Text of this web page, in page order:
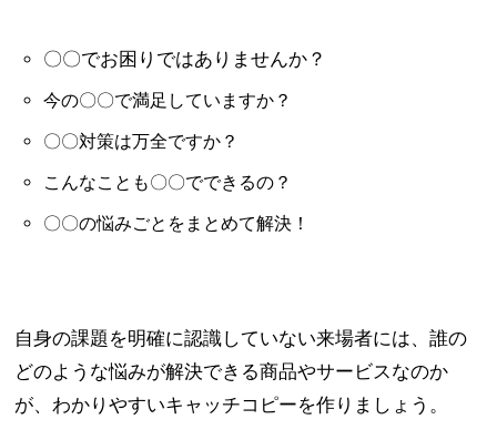
〇〇でお困りではありませんか？
今の〇〇で満足していますか？
〇〇対策は万全ですか？
こんなことも〇〇でできるの？
〇〇の悩みごとをまとめて解決！
自身の課題を明確に認識していない来場者には、誰の
どのような悩みが解決できる商品やサービスなのか
が、わかりやすいキャッチコピーを作りましょう。